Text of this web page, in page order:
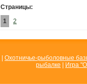
Страницы:
1
2
Охотничье-рыболовные
рыбалке
Игра